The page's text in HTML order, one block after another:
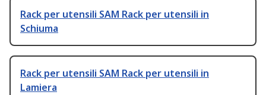
Rack per utensili SAM Rack per utensili in
Schiuma
Rack per utensili SAM Rack per utensili in
Lamiera